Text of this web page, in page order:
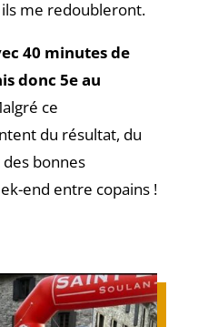
me redoubleront.
40 minutes de
donc 5e au
ce
du résultat, du
bonnes
end entre copains !